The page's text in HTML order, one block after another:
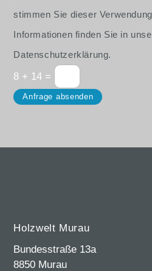
stimmen Sie dieser
Informationen finden Sie in
Datenschutzerklärung.
8 + 14 =
Anfrage absenden
Holzwelt Murau
Bundesstraße 13a
8850 Murau